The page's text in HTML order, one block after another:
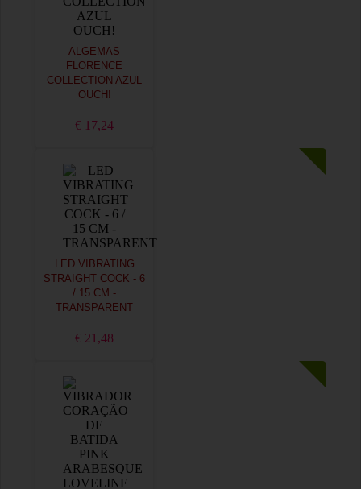
ALGEMAS
FLORENCE
COLLECTION AZUL
OUCH!
€ 17,24
LED VIBRATING
STRAIGHT COCK - 6
/ 15 CM -
TRANSPARENT
€ 21,48